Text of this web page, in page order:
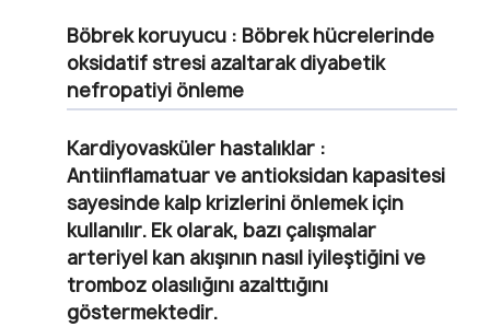
Böbrek koruyucu : Böbrek hücrelerinde
oksidatif stresi azaltarak diyabetik
nefropatiyi önleme
Kardiyovasküler hastalıklar :
Antiinflamatuar ve antioksidan kapasitesi
sayesinde kalp krizlerini önlemek için
kullanılır. Ek olarak, bazı çalışmalar
arteriyel kan akışının nasıl iyileştiğini ve
tromboz olasılığını azalttığını
göstermektedir.